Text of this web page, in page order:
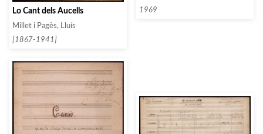
Lo Cant dels Aucells
Millet i Pagès, Lluís
[1867-1941]
1969